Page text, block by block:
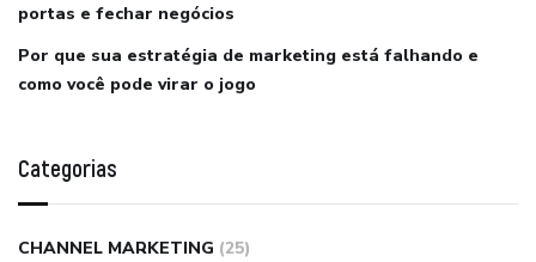
portas e fechar negócios
Por que sua estratégia de marketing está falhando e
como você pode virar o jogo
Categorias
CHANNEL MARKETING (25)